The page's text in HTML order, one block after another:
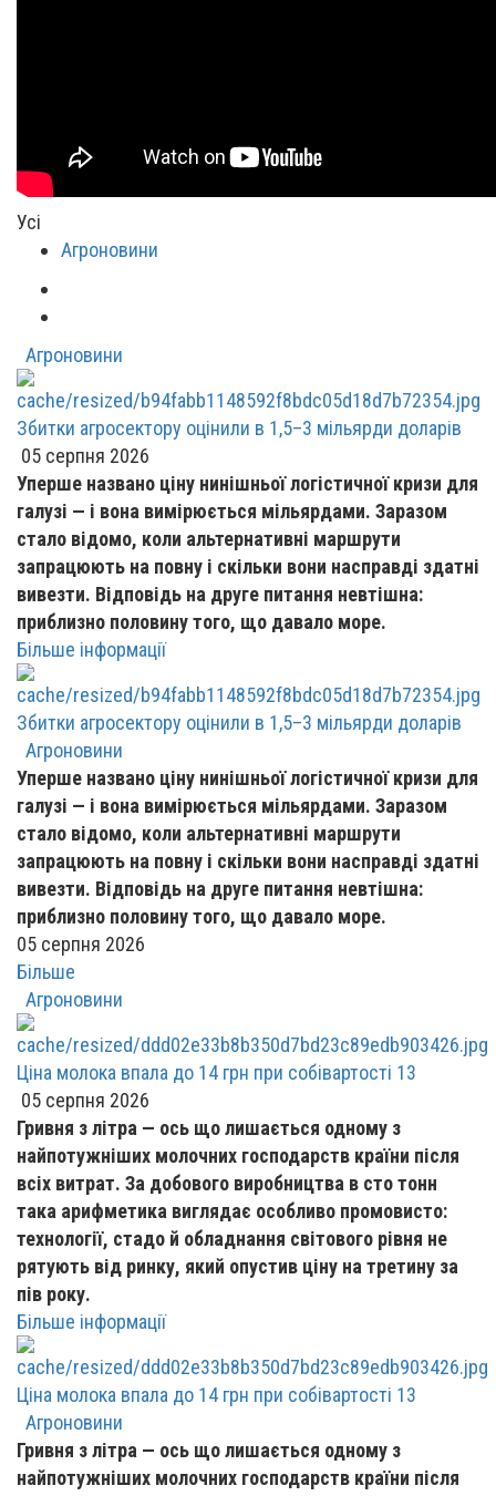
Усі
Агроновини
Агроновини
Збитки агросектору оцінили в 1,5–3 мільярди доларів
05 серпня 2026
Уперше названо ціну нинішньої логістичної кризи для
галузі — і вона вимірюється мільярдами. Заразом
стало відомо, коли альтернативні маршрути
запрацюють на повну і скільки вони насправді здатні
вивезти. Відповідь на друге питання невтішна:
приблизно половину того, що давало море.
Більше інформації
Збитки агросектору оцінили в 1,5–3 мільярди доларів
Агроновини
Уперше названо ціну нинішньої логістичної кризи для
галузі — і вона вимірюється мільярдами. Заразом
стало відомо, коли альтернативні маршрути
запрацюють на повну і скільки вони насправді здатні
вивезти. Відповідь на друге питання невтішна:
приблизно половину того, що давало море.
05 серпня 2026
Більше
Агроновини
Ціна молока впала до 14 грн при собівартості 13
05 серпня 2026
Гривня з літра — ось що лишається одному з
найпотужніших молочних господарств країни після
всіх витрат. За добового виробництва в сто тонн
така арифметика виглядає особливо промовисто:
технології, стадо й обладнання світового рівня не
рятують від ринку, який опустив ціну на третину за
пів року.
Більше інформації
Ціна молока впала до 14 грн при собівартості 13
Агроновини
Гривня з літра — ось що лишається одному з
найпотужніших молочних господарств країни після